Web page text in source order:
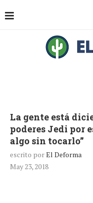
La gente está
poderes Jedi por
algo sin tocarlo”
escrito porEl Deforma
May 23, 2018